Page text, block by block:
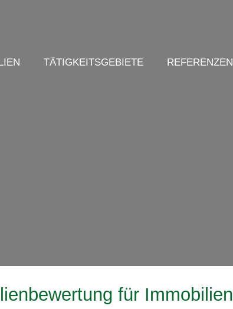
TÄTIGKEITSGEBIETE REFERENZEN
für